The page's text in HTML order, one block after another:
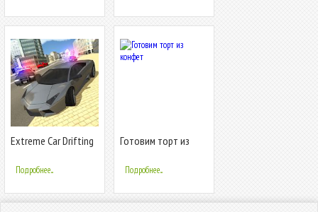
Extreme Car Drifting
Подробнее...
Готовим торт из
Подробнее...